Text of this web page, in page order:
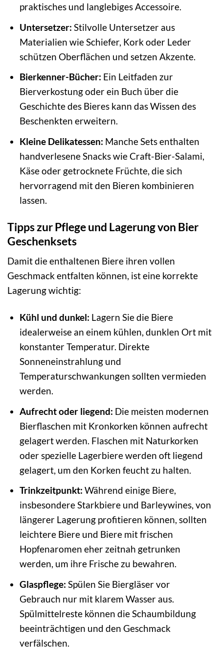
praktisches und langlebiges Accessoire.
Untersetzer: Stilvolle Untersetzer aus
Materialien wie Schiefer, Kork oder Leder
schützen Oberflächen und setzen Akzente.
Bierkenner-Bücher: Ein Leitfaden zur
Bierverkostung oder ein Buch über die
Geschichte des Bieres kann das Wissen des
Beschenkten erweitern.
Kleine Delikatessen: Manche Sets enthalten
handverlesene Snacks wie Craft-Bier-Salami,
Käse oder getrocknete Früchte, die sich
hervorragend mit den Bieren kombinieren
lassen.
Tipps zur Pflege und Lagerung von Bier
Geschenksets
Damit die enthaltenen Biere ihren vollen
Geschmack entfalten können, ist eine korrekte
Lagerung wichtig:
Kühl und dunkel: Lagern Sie die Biere
idealerweise an einem kühlen, dunklen Ort mit
konstanter Temperatur. Direkte
Sonneneinstrahlung und
Temperaturschwankungen sollten vermieden
werden.
Aufrecht oder liegend: Die meisten modernen
Bierflaschen mit Kronkorken können aufrecht
gelagert werden. Flaschen mit Naturkorken
oder spezielle Lagerbiere werden oft liegend
gelagert, um den Korken feucht zu halten.
Trinkzeitpunkt: Während einige Biere,
insbesondere Starkbiere und Barleywines, von
längerer Lagerung profitieren können, sollten
leichtere Biere und Biere mit frischen
Hopfenaromen eher zeitnah getrunken
werden, um ihre Frische zu bewahren.
Glaspflege: Spülen Sie Biergläser vor
Gebrauch nur mit klarem Wasser aus.
Spülmittelreste können die Schaumbildung
beeinträchtigen und den Geschmack
verfälschen.